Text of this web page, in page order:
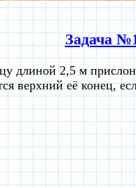
Задача
длиной 2,5 м
верхний её конец,